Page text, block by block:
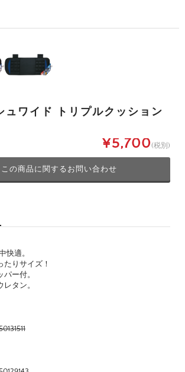
ュワイド トリプルクッション
¥5,700(税別)
この商品に関するお問い合わせ
快適。
たりサイズ！
パー付。
タン。